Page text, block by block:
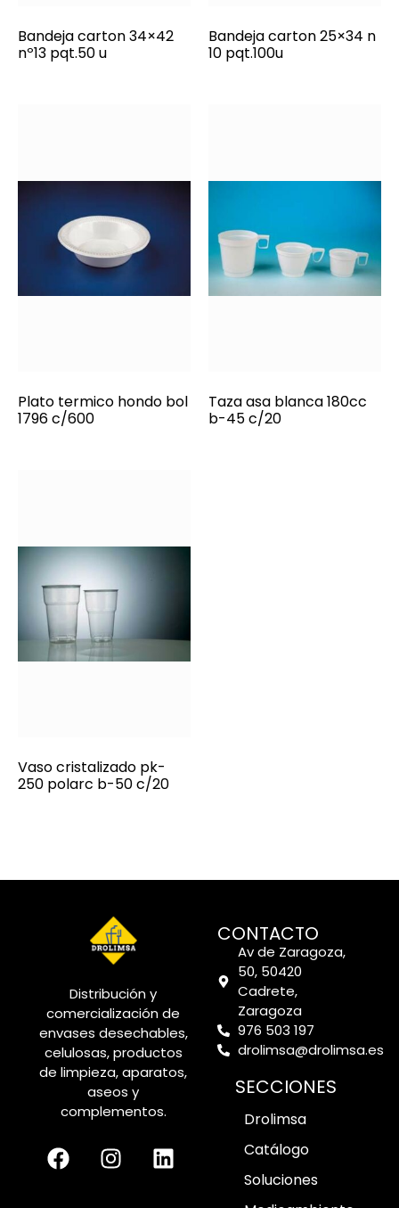
Bandeja carton 34×42
nº13 pqt.50 u
Bandeja carton 25×34 n
10 pqt.100u
Plato termico hondo bol
1796 c/600
Taza asa blanca 180cc
b-45 c/20
Vaso cristalizado pk-
250 polarc b-50 c/20
Distribución y
comercialización de
envases desechables,
celulosas, productos
de limpieza, aparatos,
aseos y
complementos.
CONTACTO
Av de Zaragoza,
50, 50420
Cadrete,
Zaragoza
976 503 197
drolimsa@drolimsa.es
SECCIONES
Drolimsa
Catálogo
Soluciones